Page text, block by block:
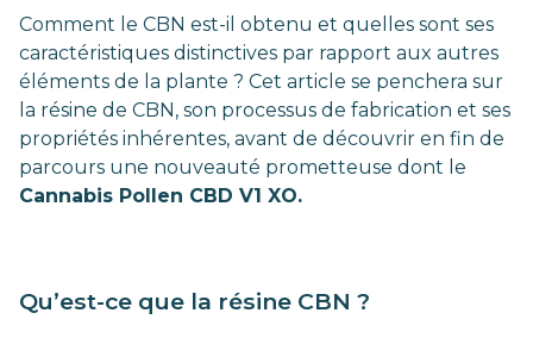
Comment le CBN est-il obtenu et quelles sont ses
caractéristiques distinctives par rapport aux autres
éléments de la plante ? Cet article se penchera sur
la résine de CBN, son processus de fabrication et ses
propriétés inhérentes, avant de découvrir en fin de
parcours une nouveauté prometteuse dont le
Cannabis Pollen CBD V1 XO.
Qu’est-ce que la résine CBN ?